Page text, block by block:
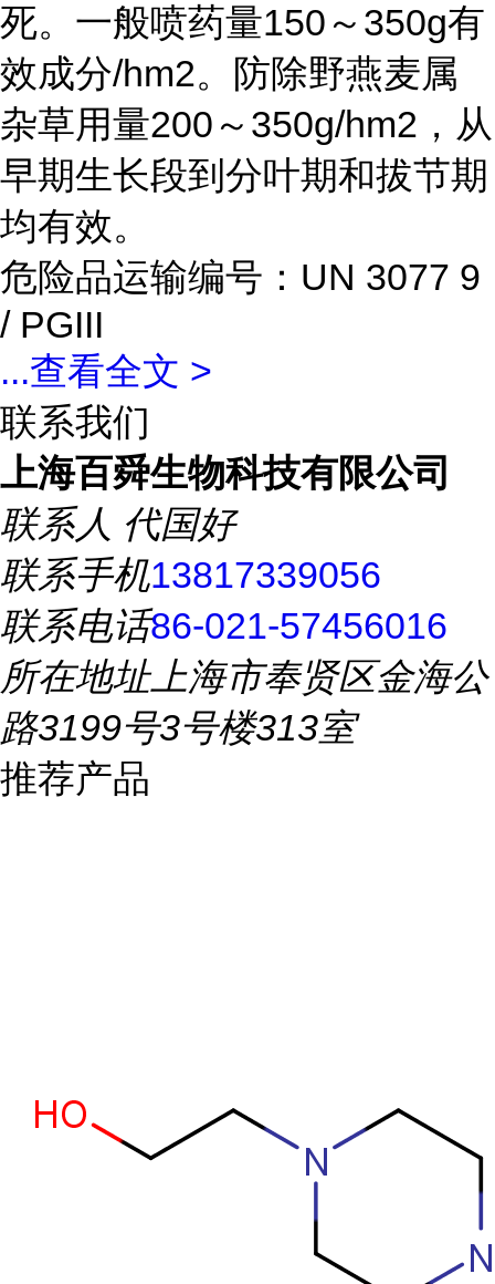
死。一般喷药量150～350g有
效成分/hm2。防除野燕麦属
杂草用量200～350g/hm2，从
早期生长段到分叶期和拔节期
均有效。
危险品运输编号：UN 3077 9
/ PGIII
...查看全文 >
联系我们
上海百舜生物科技有限公司
联系人 代国好
联系手机13817339056
联系电话86-021-57456016
所在地址上海市奉贤区金海公
路3199号3号楼313室
推荐产品